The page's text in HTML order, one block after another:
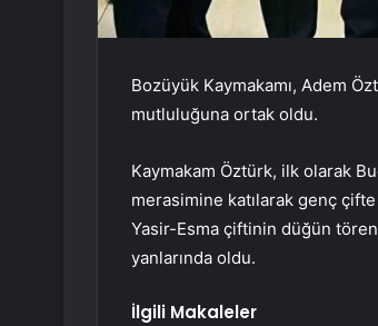
Bozüyük Kaymakamı, Adem
mutluluğuna ortak oldu.
Kaymakam Öztürk, ilk olarak
merasimine katılarak genç
Yasir-Esma çiftinin düğün
yanlarında oldu.
İlgili Makaleler